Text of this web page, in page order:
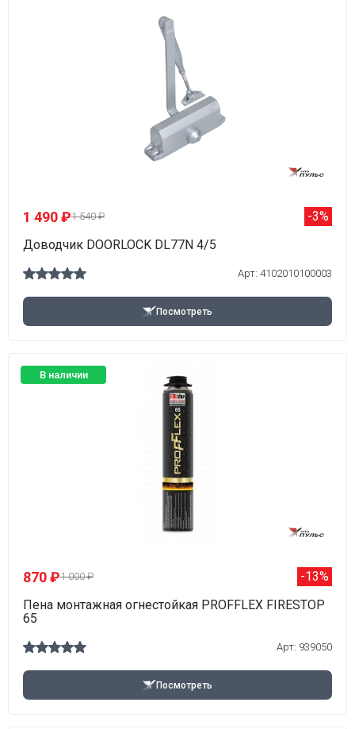
1 490 ₽1 540 ₽
-3%
Доводчик DOORLOCK DL77N 4/5
Арт: 4102010100003
Посмотреть
В наличии
870 ₽1 000 ₽
-13%
Пена монтажная огнестойкая PROFFLEX FIRESTOP
65
Арт: 939050
Посмотреть